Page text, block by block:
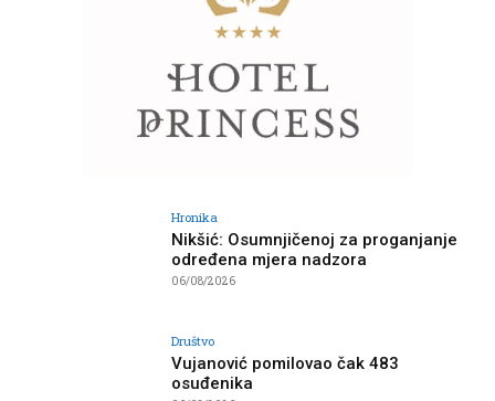
Hronika
Nikšić: Osumnjičenoj za proganjanje
određena mjera nadzora
06/08/2026
Društvo
Vujanović pomilovao čak 483
osuđenika